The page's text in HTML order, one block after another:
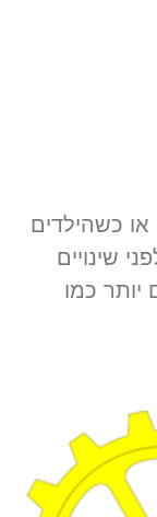
או כשהילדים
שינויים
יותר כמו